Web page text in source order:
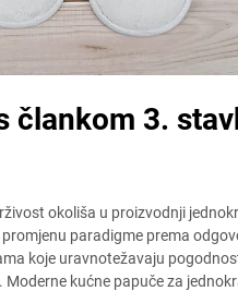
člankom 3.
okoliša u proizvodnji
paradigme prema
koje uravnotežavaju
Moderne kućne papuče za